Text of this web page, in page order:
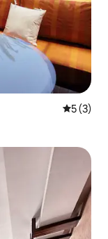
レビュー
5 (3)